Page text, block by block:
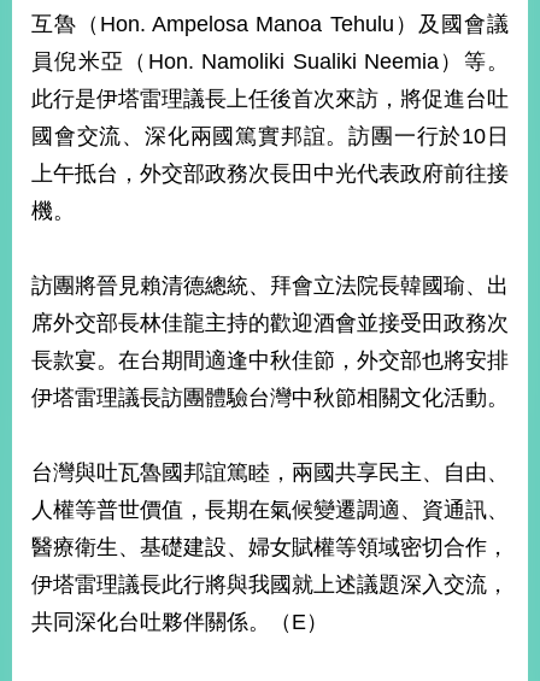
海
和
平
護
照
頁
站
導
覽
關
於
本
部
聞
中
心
外
交
資
訊
互魯（Hon. Ampelosa Manoa Tehulu）及國會議
員倪米亞（Hon. Namoliki Sualiki Neemia）等。
此行是伊塔雷理議長上任後首次來訪，將促進台吐
國會交流、深化兩國篤實邦誼。訪團一行於10日
上午抵台，外交部政務次長田中光代表政府前往接
機。
訪團將晉見賴清德總統、拜會立法院長韓國瑜、出
席外交部長林佳龍主持的歡迎酒會並接受田政務次
長款宴。在台期間適逢中秋佳節，外交部也將安排
伊塔雷理議長訪團體驗台灣中秋節相關文化活動。
台灣與吐瓦魯國邦誼篤睦，兩國共享民主、自由、
人權等普世價值，長期在氣候變遷調適、資通訊、
醫療衛生、基礎建設、婦女賦權等領域密切合作，
伊塔雷理議長此行將與我國就上述議題深入交流，
共同深化台吐夥伴關係。（E）